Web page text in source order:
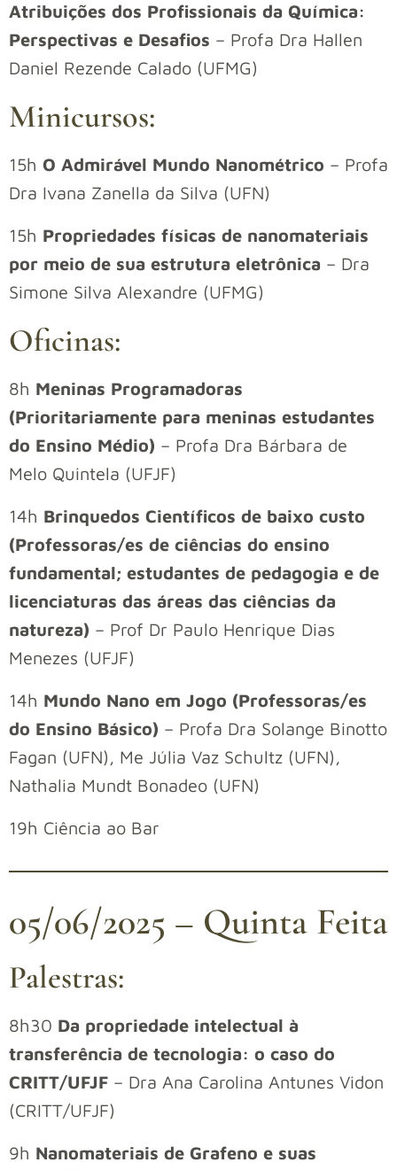
Atribuições dos Profissionais da Química:
Perspectivas e Desafios – Profa Dra Hallen
Daniel Rezende Calado (UFMG)
Minicursos:
15h O Admirável Mundo Nanométrico – Profa
Dra Ivana Zanella da Silva (UFN)
15h Propriedades físicas de nanomateriais
por meio de sua estrutura eletrônica – Dra
Simone Silva Alexandre (UFMG)
Oficinas:
8h Meninas Programadoras
(Prioritariamente para meninas estudantes
do Ensino Médio) – Profa Dra Bárbara de
Melo Quintela (UFJF)
14h Brinquedos Científicos de baixo custo
(Professoras/es de ciências do ensino
fundamental; estudantes de pedagogia e de
licenciaturas das áreas das ciências da
natureza) – Prof Dr Paulo Henrique Dias
Menezes (UFJF)
14h Mundo Nano em Jogo (Professoras/es
do Ensino Básico) – Profa Dra Solange Binotto
Fagan (UFN), Me Júlia Vaz Schultz (UFN),
Nathalia Mundt Bonadeo (UFN)
19h Ciência ao Bar
05/06/2025 – Quinta Feita
Palestras:
8h30 Da propriedade intelectual à
transferência de tecnologia: o caso do
CRITT/UFJF – Dra Ana Carolina Antunes Vidon
(CRITT/UFJF)
9h Nanomateriais de Grafeno e suas